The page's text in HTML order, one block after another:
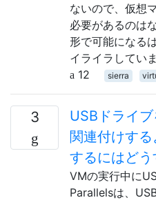
ないので、仮想
必要があるのは
形で可能になる
イライラしてい
12
sierra
3
USBドライ
関連付けす
するにはどう
VMの実行中に
Parallelsは、